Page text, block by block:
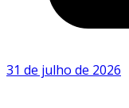
31 de julho de 2026